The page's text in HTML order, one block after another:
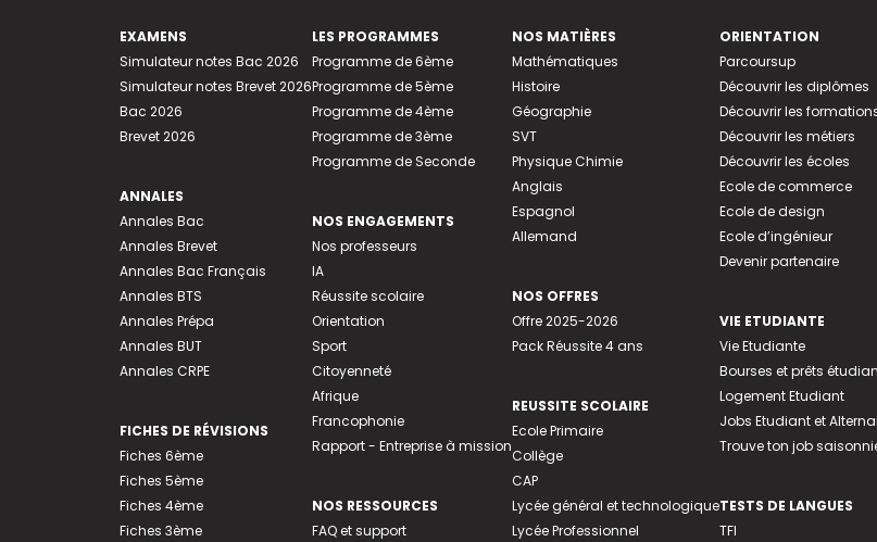
EXAMENS
Simulateur notes Bac 2026
Simulateur notes Brevet 2026
Bac 2026
Brevet 2026
ANNALES
Annales Bac
Annales Brevet
Annales Bac Français
Annales BTS
Annales Prépa
Annales BUT
Annales CRPE
FICHES DE RÉVISIONS
Fiches 6ème
Fiches 5ème
Fiches 4ème
Fiches 3ème
LES PROGRAMMES
Programme de 6ème
Programme de 5ème
Programme de 4ème
Programme de 3ème
Programme de Seconde
NOS ENGAGEMENTS
Nos professeurs
IA
Réussite scolaire
Orientation
Sport
Citoyenneté
Afrique
Francophonie
Rapport - Entreprise à mission
NOS RESSOURCES
FAQ et support
NOS MATIÈRES
Mathématiques
Histoire
Géographie
SVT
Physique Chimie
Anglais
Espagnol
Allemand
NOS OFFRES
Offre 2025-2026
Pack Réussite 4 ans
REUSSITE SCOLAIRE
Ecole Primaire
Collège
CAP
Lycée général et technologique
Lycée Professionnel
ORIENTATION
Parcoursup
Découvrir les diplômes
Découvrir les
Découvrir les métiers
Découvrir les écoles
Ecole de commerce
Ecole de design
Ecole d’ingénieur
Devenir partenaire
VIE ETUDIANTE
Vie Etudiante
Bourses et prêts
Logement Etudiant
Jobs Etudiant et
Trouve ton job
TESTS DE LANGUES
TFI